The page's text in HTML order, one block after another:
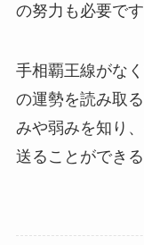
の努力も必要です
手相覇王線がな
の運勢を読み取
みや弱みを知り
送ることができ